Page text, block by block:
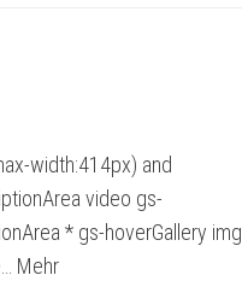
width:414px) and
video gs-
* gs-hoverGallery img
Mehr